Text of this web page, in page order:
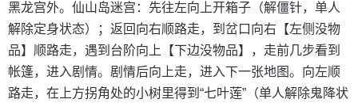
黑龙宫外。仙山岛迷宫：先往左向上开箱子（解僵针，单人
解除定身状态）；返回向右顺路走，到岔口向右【左侧没物
品】顺路走，遇到台阶向上【下边没物品】，走前几步看到
帐篷，进入剧情。剧情后向上走，进入下一张地图。向左顺
路走，在上方拐角处的小树里得到“七叶莲”（单人解除鬼降状